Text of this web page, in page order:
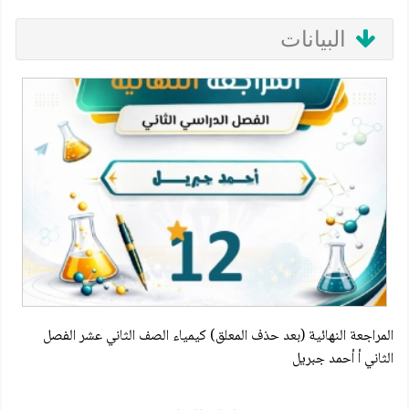
البيانات
المراجعة النهائية (بعد حذف المعلق) كيمياء الصف الثاني عشر الفصل
الثاني أ أحمد جبريل